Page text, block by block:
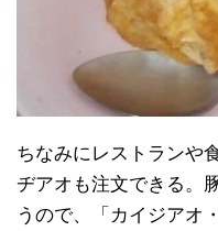
ちなみにレストランや
ヂアオも注文できる。
うので、「カイジアオ